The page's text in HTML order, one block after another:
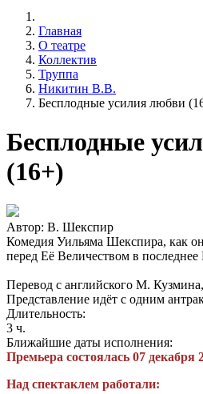
Главная
О театре
Коллектив
Труппа
Никитин В.В.
Бесплодные усилия любви
Бесплодные
(16+)
Автор: В. Шекспир
Комедия Уильяма Шекспира, как
перед Её Величеством в последнее
Перевод с английского М.
Представление идёт с одним
Длительность:
3 ч.
Ближайшие даты исполнения:
Премьера состоялась 07 декабря
Над спектаклем работали: